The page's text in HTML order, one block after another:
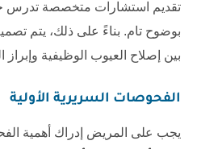
تقديم استشارات متخصصة تدرس
بوضوح تام. بناءً على ذلك، يتم
بين إصلاح العيوب الوظيفية وإبراز
الفحوصات السريرية الأولية
يجب على المريض إدراك أهمية